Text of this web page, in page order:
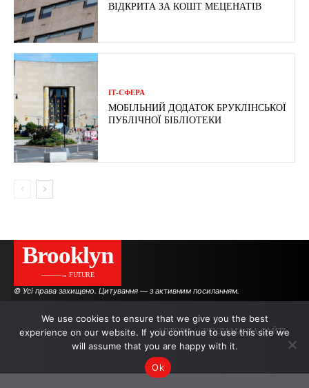
ВІДКРИТА ЗА КОШТ МЕЦЕНАТІВ
ІТ-СФЕРА
МОБІЛЬНИЙ ДОДАТОК БРУКЛІНСЬКОЇ
ПУБЛІЧНОЇ БІБЛІОТЕКИ
Brooklyn
———→ FUTURE
© Усі права захищено. Цитування — з активним посиланням.
АВТОРИ РЕКЛАМА НА САЙТІ
We use cookies to ensure that we give you the best
experience on our website. If you continue to use this site we
will assume that you are happy with it.
Ok